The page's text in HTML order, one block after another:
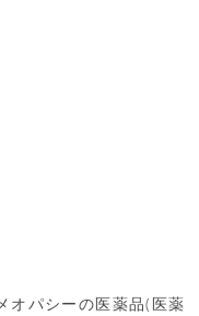
オパシーの医薬品(医薬